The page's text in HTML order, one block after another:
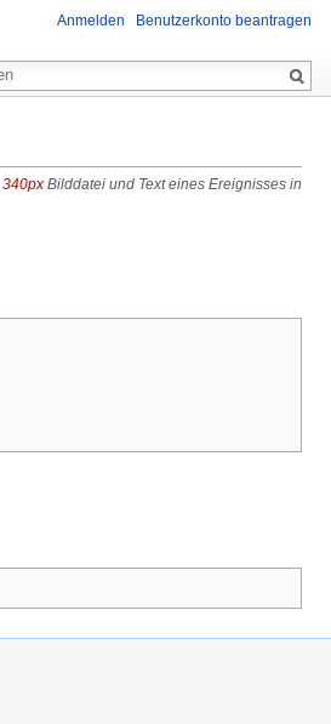
340pxBilddatei und Text eines Ereignisses in
Anmelden Benutzerkonto beantragen